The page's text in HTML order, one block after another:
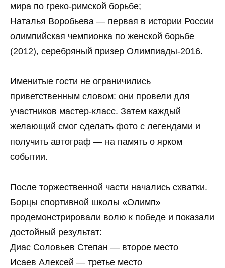
мира по греко‑римской борьбе;
Наталья Воробьева — первая в истории России
олимпийская чемпионка по женской борьбе
(2012), серебряный призер Олимпиады‑2016.
Именитые гости не ограничились
приветственным словом: они провели для
участников мастер‑класс. Затем каждый
желающий смог сделать фото с легендами и
получить автограф — на память о ярком
событии.
После торжественной части начались схватки.
Борцы спортивной школы «Олимп»
продемонстрировали волю к победе и показали
достойный результат:
Диас Соловьев Степан — второе место
Исаев Алексей — третье место